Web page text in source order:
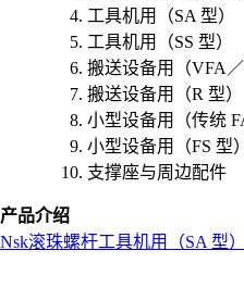
工具机用（SA 型）
工具机用（SS 型）
搬送设备用（VFA／
搬送设备用（R 型）
小型设备用（传统
小型设备用（FS 型）
支撑座与周边配件
产品介绍
Nsk滚珠螺杆工具机用（SA 型）